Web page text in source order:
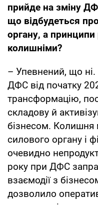
прийде на зміну
що відбудеться
органу, а
колишніми?
– Упевнений, що
ДФС від початку
трансформацію,
складову й
бізнесом. Колишня
силового органу і
очевидно
року при ДФС
взаємодії з
дозволило